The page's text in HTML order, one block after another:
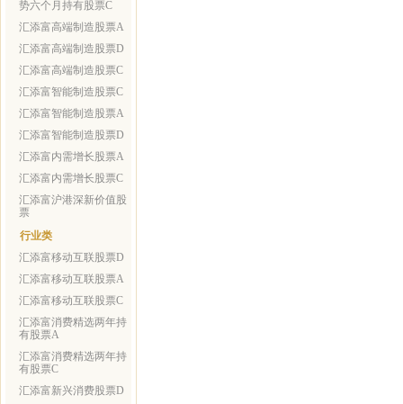
势六个月持有股票C
汇添富高端制造股票A
汇添富高端制造股票D
汇添富高端制造股票C
汇添富智能制造股票C
汇添富智能制造股票A
汇添富智能制造股票D
汇添富内需增长股票A
汇添富内需增长股票C
汇添富沪港深新价值股
票
行业类
汇添富移动互联股票D
汇添富移动互联股票A
汇添富移动互联股票C
汇添富消费精选两年持
有股票A
汇添富消费精选两年持
有股票C
汇添富新兴消费股票D